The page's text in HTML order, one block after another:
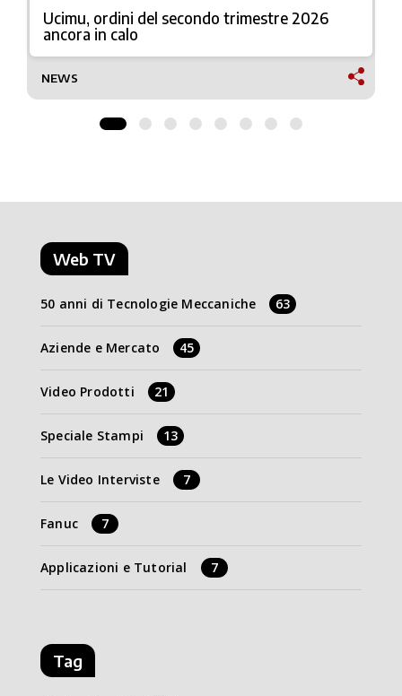
Ucimu, ordini del secondo trimestre 2026
ancora in calo
NEWS
Web TV
50 anni di Tecnologie Meccaniche 63
Aziende e Mercato 45
Video Prodotti 21
Speciale Stampi 13
Le Video Interviste 7
Fanuc 7
Applicazioni e Tutorial 7
Tag